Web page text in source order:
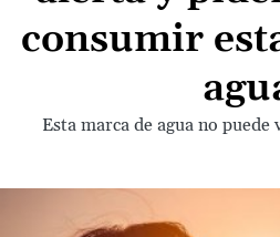
consumir
Esta marca de agua no